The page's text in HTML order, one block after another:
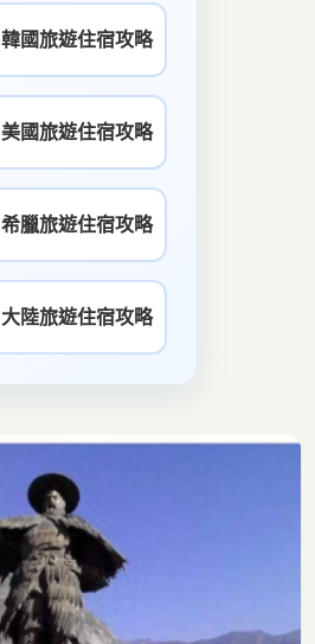
韓國旅遊住宿攻略
美國旅遊住宿攻略
希臘旅遊住宿攻略
大陸旅遊住宿攻略